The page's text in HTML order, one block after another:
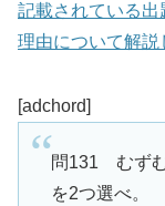
記載されている
理由について解説
[adchord]
問131 むず
を2つ選べ。